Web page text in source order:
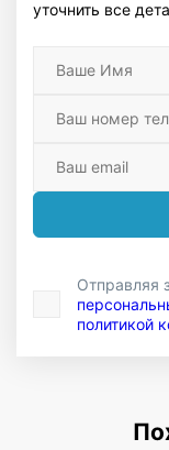
уточнить все
Отправляя
политикой